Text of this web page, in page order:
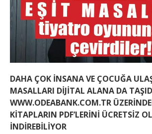
DAHA ÇOK İNSANA VE ÇOCUĞA
MASALLARI DİJİTAL ALANA DA
WWW.ODEABANK.COM.TR
KİTAPLARIN PDF’LERİNİ ÜCRETSİZ
İNDİREBİLİYOR